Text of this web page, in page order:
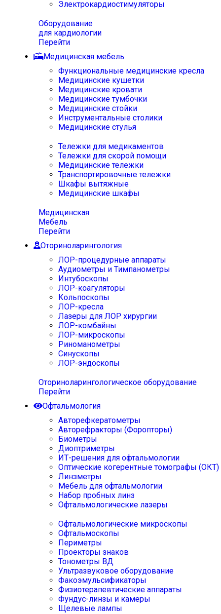
Электрокардиостимуляторы
Оборудование
для кардиологии
Перейти
Медицинская мебель
Функциональные медицинские кресла
Медицинские кушетки
Медицинские кровати
Медицинские тумбочки
Медицинские стойки
Инструментальные столики
Медицинские стулья
Тележки для медикаментов
Тележки для скорой помощи
Медицинские тележки
Транспортировочные тележки
Шкафы вытяжные
Медицинские шкафы
Медицинская
Мебель
Перейти
Оториноларингология
ЛОР-процедурные аппараты
Аудиометры и Тимпанометры
Интубоскопы
ЛОР-коагуляторы
Кольпоскопы
ЛОР-кресла
Лазеры для ЛОР хирургии
ЛОР-комбайны
ЛОР-микроскопы
Риноманометры
Синускопы
ЛОР-эндоскопы
Оториноларингологическое оборудование
Перейти
Офтальмология
Авторефкератометры
Авторефракторы (Форопторы)
Биометры
Диоптриметры
ИТ-решения для офтальмологии
Оптические когерентные томографы (ОКТ)
Линзметры
Мебель для офтальмологии
Набор пробных линз
Офтальмологические лазеры
Офтальмологические микроскопы
Офтальмоскопы
Периметры
Проекторы знаков
Тонометры ВД
Ультразвуковое оборудование
Факоэмульсификаторы
Физиотерапевтические аппараты
Фундус-линзы и камеры
Щелевые лампы